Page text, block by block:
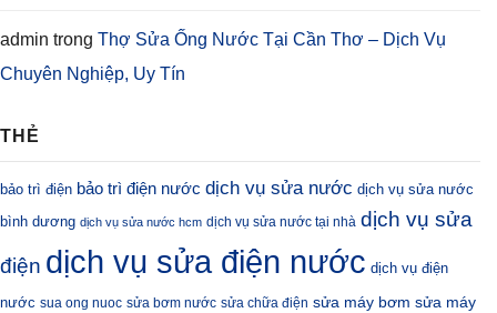
admin trong Thợ Sửa Ống Nước Tại Cần Thơ – Dịch Vụ
Chuyên Nghiệp, Uy Tín
THẺ
bảo trì điện bảo trì điện nước dịch vụ sửa nước dịch vụ sửa nước
bình dương dịch vụ sửa nước hcm dịch vụ sửa nước tại nhà dịch vụ sửa
điện dịch vụ sửa điện nước dịch vụ điện
nước sua ong nuoc sửa bơm nước sửa chữa điện sửa máy bơm sửa máy